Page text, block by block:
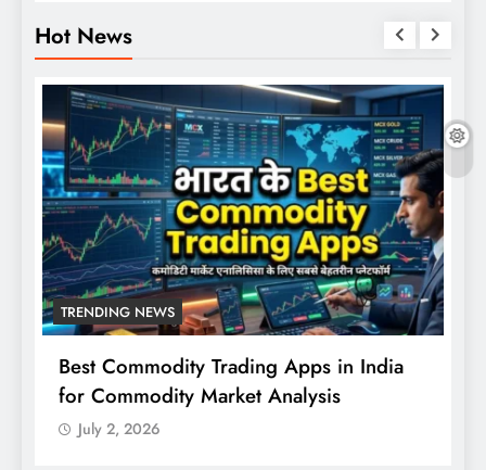
Hot News
TRENDING NEWS
Best Commodity Trading Apps in India
for Commodity Market Analysis
July 2, 2026